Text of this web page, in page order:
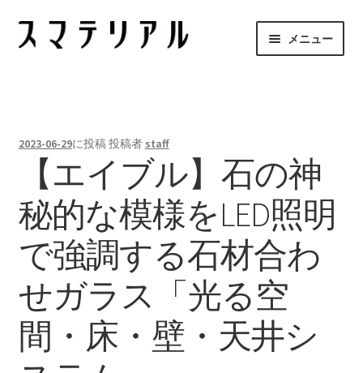
ナ
ビ
ン
キ
ッ
プ
コ
ン
ス
プ
メニュー
項目から探す
お問合せ
2023-06-29に投稿投稿者 staff
【エイブル】石の神
秘的な模様をLED照明
で強調する石材合わ
せガラス「光る空
間・床・壁・天井シ